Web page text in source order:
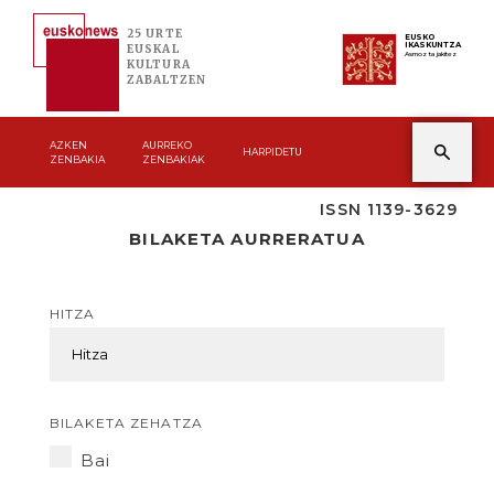
25 URTE
EUSKAL
KULTURA
ZABALTZEN
EUSKO
IKASKUNTZA
Asmoz ta jakitez
AZKEN
ZENBAKIA
AURREKO
ZENBAKIAK
HARPIDETU
ISSN 1139-3629
BILAKETA AURRERATUA
HITZA
BILAKETA ZEHATZA
Bai